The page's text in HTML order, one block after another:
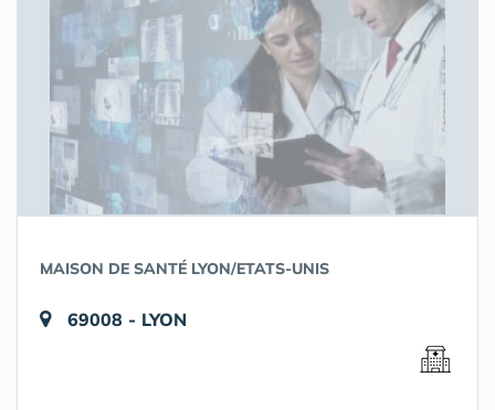
MAISON DE SANTÉ LYON/ETATS-UNIS
69008 - LYON